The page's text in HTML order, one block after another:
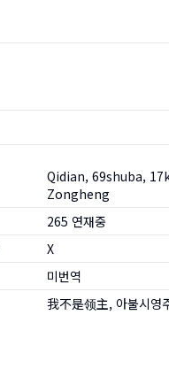
Qidian, 69shuba,
Zongheng
265 연재중
X
미번역
我不是领主, 아불시영